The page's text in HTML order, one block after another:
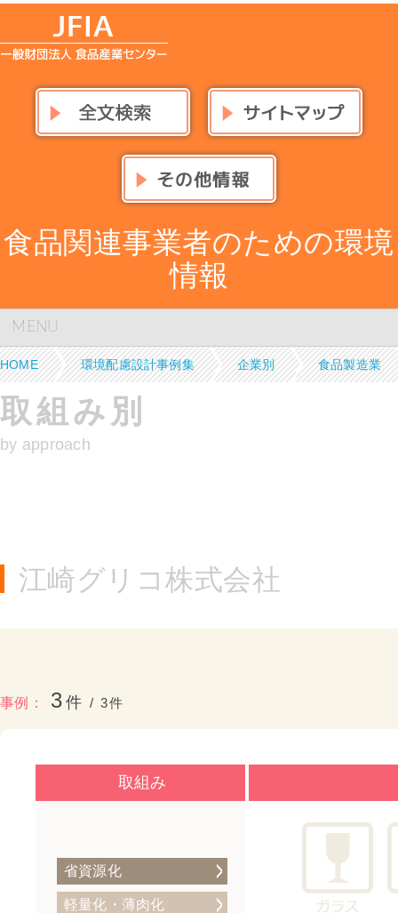
食品関連事業者のための環境
情報
MENU
HOME 環境配慮設計事例集 企業別 食品製造業
取組み別
by approach
江崎グリコ株式会社
3 3
取組み
省資源化
軽量化・薄肉化